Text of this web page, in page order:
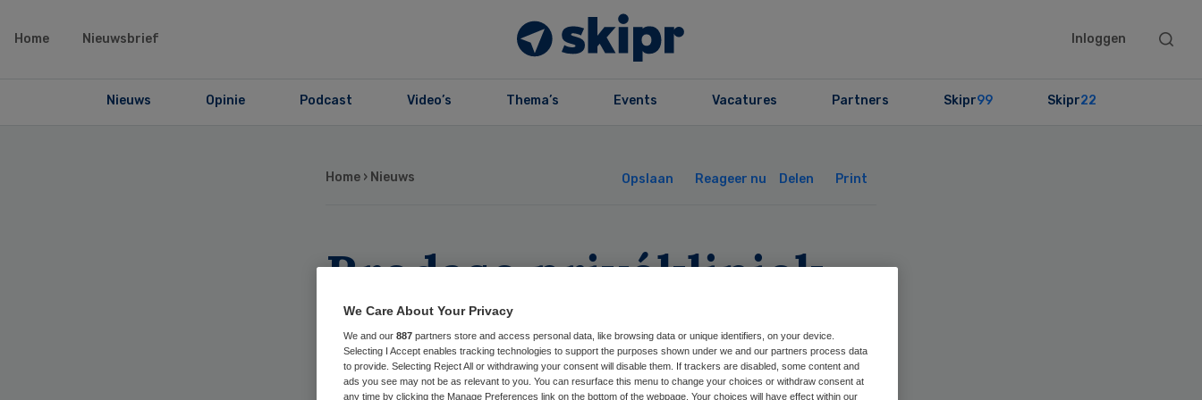
Home Nieuwsbrief Inloggen
Search
Nieuws Opinie Podcast Video’s Thema’s Events Vacatures Partners Skipr99 Skipr22
Home › Nieuws Opslaan Reageer nu Delen Print
Bredase privékliniek
failliet door knallende
ruzie
We Care About Your Privacy
We and our 887 partners store and access personal data, like browsing data or unique identifiers, on your device.
Selecting I Accept enables tracking technologies to support the purposes shown under we and our partners process data
to provide. Selecting Reject All or withdrawing your consent will disable them. If trackers are disabled, some content and
ads you see may not be as relevant to you. You can resurface this menu to change your choices or withdraw consent at
any time by clicking the Manage Preferences link on the bottom of the webpage. Your choices will have effect within our